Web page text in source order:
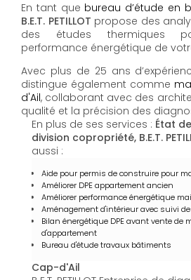
En tant que bureau d’étude en
B.E.T. PETILLOT propose des
des études thermiques
performance énergétique de
Avec plus de 25 ans
distingue également comme
d'Ail, collaborant avec des
qualité et la précision des
En plus de ses services : État
division copropriété, B.E.T.
aussi :
Aide pour permis de construire pour
Améliorer DPE appartement ancien
Améliorer performance énergétique
Aménagement d'intérieur avec suivi
Bilan énergétique DPE avant vente de
d'appartement
Bureau d'étude travaux bâtiments
Cap-d'Ail